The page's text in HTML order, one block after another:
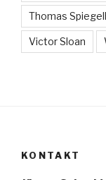
Thomas
Victor Sloan
KONTAKT